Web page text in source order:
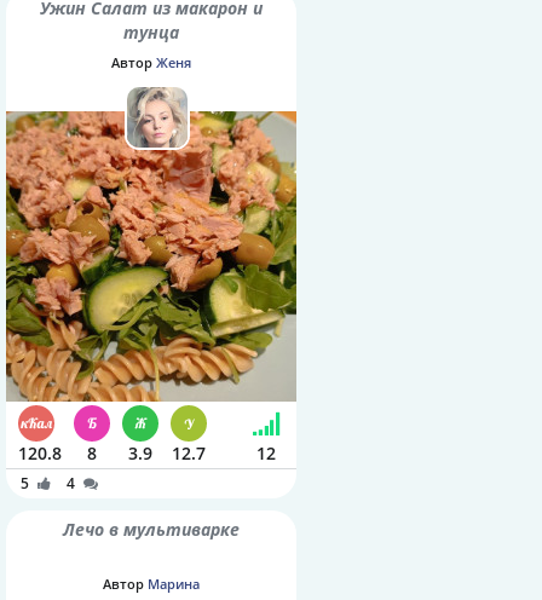
Ужин Салат из макарон и
тунца
Автор Женя
120.8 8 3.9 12.7 12
5 4
Лечо в мультиварке
Автор Марина